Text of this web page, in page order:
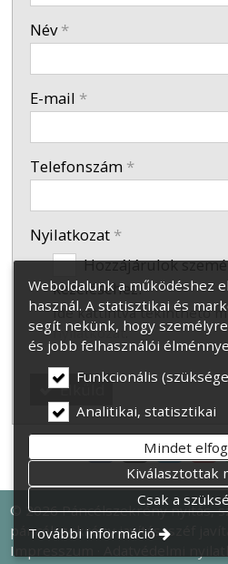
-
Név*
E-mail *
Telefonszám *
Nyilatkozat *
Hozzájárulok
kezeléséhez.
Ide kattintva tekinthető
nyilatkozat
Elküld
© 2026 Páncélszekrény nyitás,
páncélszekrény javítás, széf
Impresszum
Weboldalunk a működéshez
használ. A statisztikai és
segít nekünk, hogy
és jobb felhasználói
Funkcionális
Analitikai, statisztikai
Mindet
Kiválasztottak
Csak a
További információ